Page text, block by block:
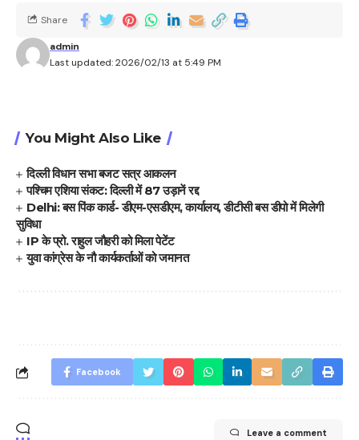
Last updated: 2026/02/13 at 5:49 PM
admin
Share
You Might Also Like
दिल्ली विधान सभा बजट सत्र आकलन
पश्चिम एशिया संकट: दिल्ली में 87 उड़ानें रद्द
Delhi: बस पिंक कार्ड- डीएम-एसडीएम, कार्यालय, डीटीसी बस डीपो में मिलेगी
सुविधा
IP के प्रो. राहुल जौहरी को मिला पेटेंट
युवा कांग्रेस के नौ कार्यकर्ताओं को जमानत
Facebook
Leave a comment